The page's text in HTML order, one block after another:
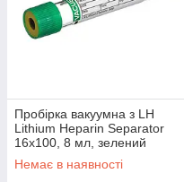
Пробірка вакуумна з LH
Lithium Heparin Separator
16x100, 8 мл, зелений
ковпачок - жовте кільце(50шт)
"VACUETTTE"
Немає в наявності